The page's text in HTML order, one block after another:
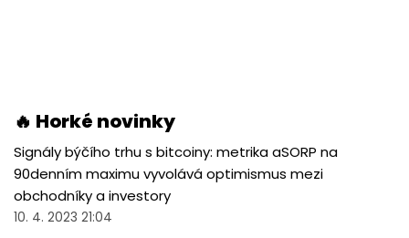
🔥 Horké novinky
Signály býčího trhu s bitcoiny: metrika aSORP na
90denním maximu vyvolává optimismus mezi
obchodníky a investory
10. 4. 2023 21:04